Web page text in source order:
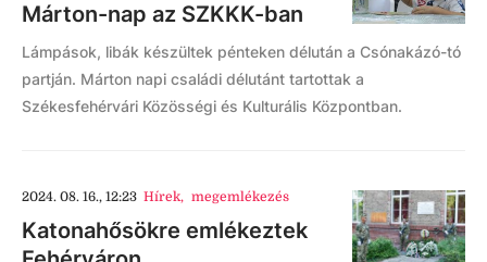
Márton-nap az SZKKK-ban
Lámpások, libák készültek pénteken délután a Csónakázó-tó
partján. Márton napi családi délutánt tartottak a
Székesfehérvári Közösségi és Kulturális Központban.
2024. 08. 16., 12:23 Hírek, megemlékezés
Katonahősökre emlékeztek